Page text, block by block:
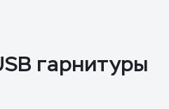
гарнитуры